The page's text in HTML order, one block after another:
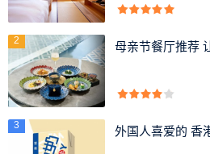
起了左右脸不对称，这和医生的经
医生。因为肉毒素是液体会向周边
没有精准的找到咬肌位置的话，肉
痹颧骨下的咬肌从而导致面颊凹陷。
4、吞咽困难
2 母亲节餐厅推荐
3 外国人喜爱的 香